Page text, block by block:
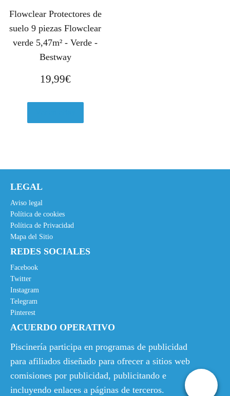
Flowclear Protectores de
suelo 9 piezas Flowclear
verde 5,47m² - Verde -
Bestway
19,99€
LEGAL
Aviso legal
Política de cookies
Política de Privacidad
Mapa del Sitio
REDES SOCIALES
Facebook
Twitter
Instagram
Telegram
Pinterest
ACUERDO OPERATIVO
Piscinería participa en programas de publicidad
para afiliados diseñado para ofrecer a sitios web
comisiones por publicidad, publicitando e
incluyendo enlaces a páginas de terceros.